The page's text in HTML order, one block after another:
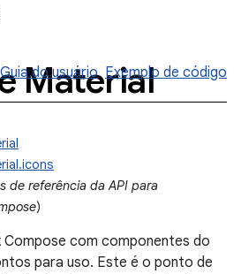
Material
Guia do usuário Exemplo de código
de referência da API para
)
Compose com componentes do
para uso. Este é o ponto de